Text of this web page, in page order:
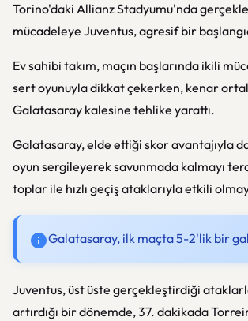
Torino'daki Allianz Stadyumu'nda
mücadeleye Juventus, agresif bir
Ev sahibi takım, maçın başlarında ikili
sert oyunuyla dikkat çekerken, kenar
Galatasaray kalesine tehlike yarattı.
Galatasaray, elde ettiği skor avantajıyla
oyun sergileyerek savunmada kalmayı
toplar ile hızlı geçiş ataklarıyla etkili
Galatasaray, ilk maçta 5-2'lik bir
Juventus, üst üste gerçekleştirdiği ataklarla
artırdığı bir dönemde, 37. dakikada